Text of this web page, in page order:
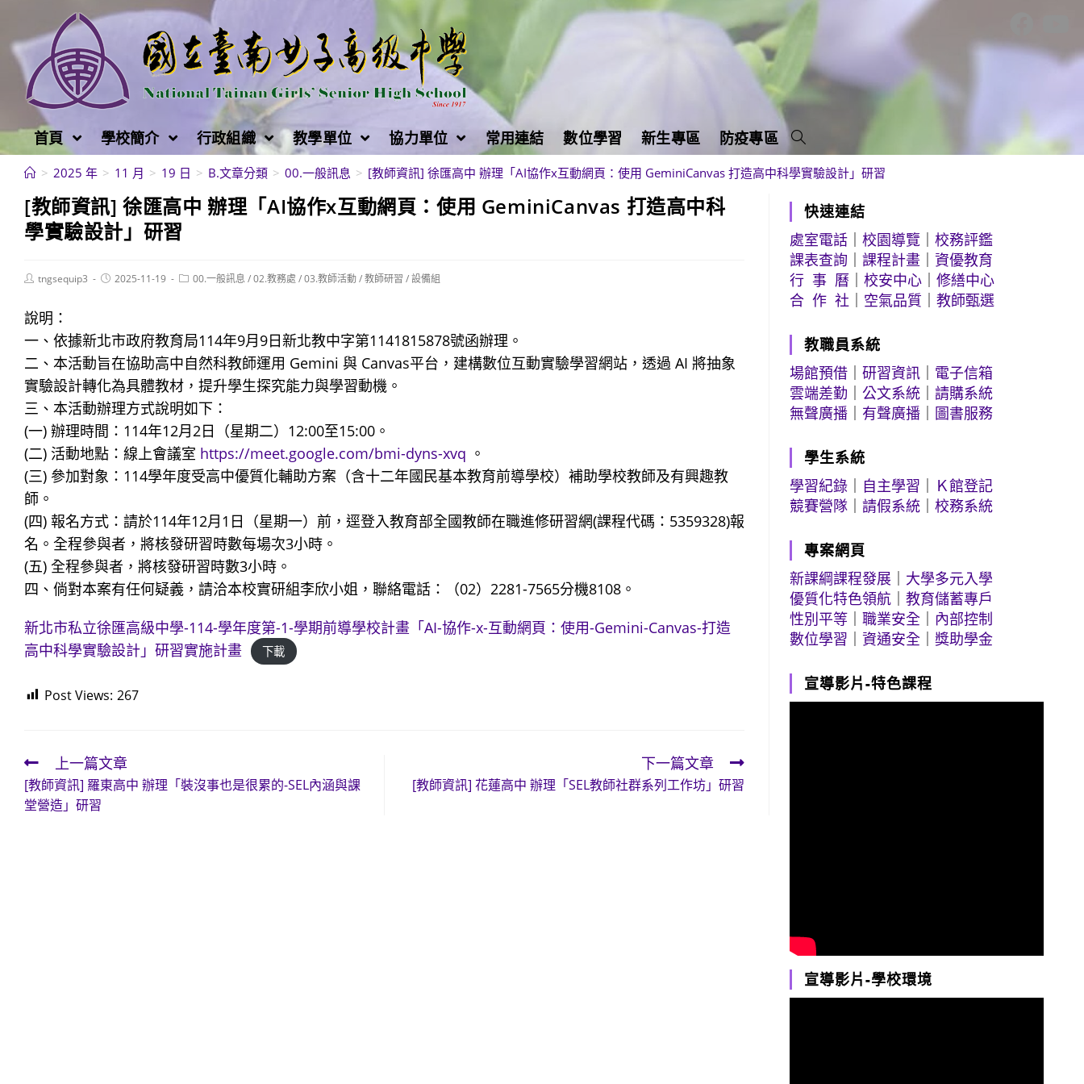
至
容
首頁 學校簡介 行政組織 教學單位 協力單位 常用連結 數位學習 新生專區 防疫專區
> 2025 年 > 11 月 > 19 日 > B.文章分類 > 00.一般訊息 > [教師資訊] 徐匯高中 辦理「AI協作x互動網頁：使用 GeminiCanvas 打造高中科學實驗設計」研習
[教師資訊] 徐匯高中 辦理「AI協作x互動網頁：使用 GeminiCanvas 打造高中科
學實驗設計」研習
Posttngsequip3
Post2025-11-19
Post00.一般訊息 /02.教務處 /03.教師活動/教師研習 /設備組
說明：
一、依據新北市政府教育局114年9月9日新北教中字第1141815878號函辦理。
二、本活動旨在協助高中自然科教師運用 Gemini 與 Canvas平台，建構數位互動實驗學習網站，透過 AI 將抽象
實驗設計轉化為具體教材，提升學生探究能力與學習動機。
三、本活動辦理方式說明如下：
(一) 辦理時間：114年12月2日（星期二）12:00至15:00。
(二) 活動地點：線上會議室 https://meet.google.com/bmi-dyns-xvq 。
(三) 參加對象：114學年度受高中優質化輔助方案（含十二年國民基本教育前導學校）補助學校教師及有興趣教
師。
(四) 報名方式：請於114年12月1日（星期一）前，逕登入教育部全國教師在職進修研習網(課程代碼：5359328)報
名。全程參與者，將核發研習時數每場次3小時。
(五) 全程參與者，將核發研習時數3小時。
四、倘對本案有任何疑義，請洽本校實研組李欣小姐，聯絡電話：（02）2281-7565分機8108。
新北市私立徐匯高級中學-114-學年度第-1-學期前導學校計畫「AI-協作-x-互動網頁：使用-Gemini-Canvas-打造
高中科學實驗設計」研習實施計畫
下載
Post Views: 267
Read
more
articles
上一篇文章
[教師資訊] 羅東高中 辦理「裝沒事也是很累的-SEL內涵與課
堂營造」研習
下一篇文章
[教師資訊] 花蓮高中 辦理「SEL教師社群系列工作坊」研習
快速連結
處室電話 ｜校園導覽 ｜校務評鑑
課表查詢 ｜課程計畫 ｜資優教育
行 事 曆 ｜校安中心 ｜修繕中心
合 作 社
空氣品質 ｜教師甄選
教職員系統
場館預借 ｜研習資訊
電子信箱
雲端差勤 ｜公文系統 ｜請購系統
無聲廣播
有聲廣播 圖書服務
學生系統
學習紀錄
自主學習
Ｋ館登記
競賽營隊 ｜請假系統 ｜校務系統
專案網頁
新課綱課程發展
大學多元入學
優質化特色領航 ｜教育儲蓄專戶
性別平等 ｜職業安全
內部控制
數位學習 ｜資通安全 ｜獎助學金
宣導影片-特色課程
宣導影片-學校環境